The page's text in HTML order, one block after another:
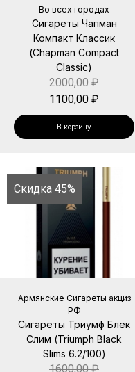
Во всех городах
Сигареты Чапман
Компакт Классик
(Chapman Compact
Classic)
2000,00₽
1100,00 ₽
В корзину
Скидка 45%
Армянские Сигареты акциз
РФ
Сигареты Триумф Блек
Слим (Triumph Black
Slims 6.2/100)
1600,00₽